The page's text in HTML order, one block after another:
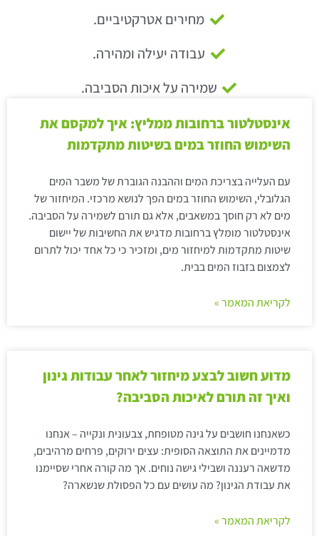
מחירים אטרקטיביים.
עבודה יעילה ומהירה.
שמירה על איכות הסביבה.
אינסטלטור ברחובות ממליץ: איך למקסם את
השימוש החוזר במים בשיטות מתקדמות
עם העלייה בצריכת המים וההבנה הגוברת של משבר המים
הגלובלי, השימוש החוזר במים הפך לנושא מרכזי. המיחזור של
מים לא רק חוסך במשאבים, אלא גם תורם לשמירה על הסביבה.
אינסטלטור מומלץ ברחובות מדגיש את החשיבות של יישום
שיטות מתקדמות למיחזור מים, ומזכיר כי כל אחד יכול לתרום
לצמצום בזבוז המים בבית.
לקריאת המאמר »
מדוע חשוב לבצע מיחזור לאחר עבודות גינון
ואיך זה תורם לאיכות הסביבה?
כשאנחנו חושבים על גינה מטופחת, צבעונית ונקייה – אנחנו
מדמיינים את התוצאה הסופית: עצים ירוקים, פרחים מרהיבים,
מדשאה רעננה ושבילי גישה נוחים. אך מה קורה אחרי שסיימנו
את עבודת הגינון? מה עושים עם כל הפסולת שנשארה?
לקריאת המאמר »